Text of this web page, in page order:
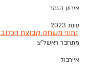
אירוע הגמר
עונת 2023
מתחבר ראשל"צ
איירבול
נתוני משחק קבוצת